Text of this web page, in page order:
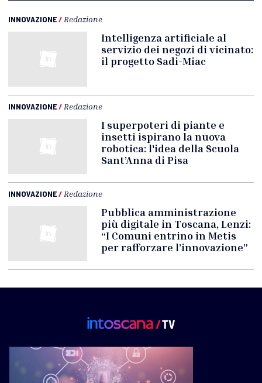
INNOVAZIONE/ Redazione
Intelligenza artificiale al
servizio dei negozi di vicinato:
il progetto Sadi-Miac
INNOVAZIONE/ Redazione
I superpoteri di piante e
insetti ispirano la nuova
robotica: l'idea della Scuola
Sant’Anna di Pisa
INNOVAZIONE/ Redazione
Pubblica amministrazione
più digitale in Toscana, Lenzi:
“I Comuni entrino in Metis
per rafforzare l’innovazione”